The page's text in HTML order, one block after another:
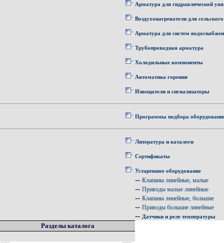
Арматура для гидравлической
Воздухонагреватели для
Арматура для систем
Трубопроводная арматура
Холодильные компоненты
Автоматика горения
Извещатели и сигнализаторы
Программы подбора
Литература и каталоги
Сертификаты
Устаревшее оборудование
-- Клапаны линейные, малые
-- Приводы малые линейные
-- Клапаны линейные, большие
-- Приводы большие линейные
-- Датчики и реле температуры
Разделы каталога